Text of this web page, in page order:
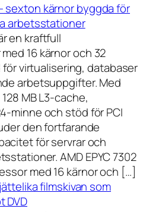
sexton kärnor byggda för
arbetsstationer
en kraftfull
16 kärnor och 32
virtualisering, databaser
arbetsuppgifter. Med
MB L3-cache,
minne och stöd för PCI
den fortfarande
för servrar och
AMD EPYC 7302
med 16 kärnor och […]
filmskivan som
DVD